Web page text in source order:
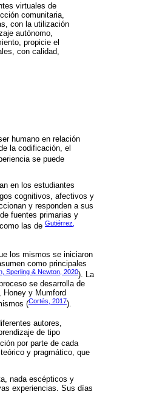
virtuales de
comunitaria,
con la utilización
autónomo,
propicie el
con calidad,
humano en relación
la codificación, el
se puede
en los estudiantes
cognitivos, afectivos y
y responden a sus
fuentes primarias y
las de Gutiérrez,
los mismos se iniciaron
como principales
Sperling & Newton, 2020). La
se desarrolla de
y Mumford
(Cortés, 2017).
autores,
de tipo
por parte de cada
y pragmático, que
nada escépticos y
experiencias. Sus días